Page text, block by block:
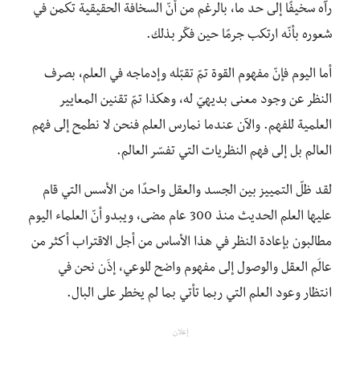
رآه سخيفًا إلى حد ما، بالرغم من أنّ السخافة الحقيقية تكمن في
شعوره بأنّه ارتكب جرمًا حين فكّر بذلك.
أما اليوم فإنّ مفهوم القوة تمّ تقبّله وإدماجه في العلم، بصرف
النظر عن وجود معنى بديهيّ له، وهكذا تمّ تقنين المعايير
العلمية للفهم. والآن عندما نمارس العلم فنحن لا نطمح إلى فهم
العالم بل إلى فهم النظريات التي تفسّر العالم.
لقد ظلّ التمييز بين الجسد والعقل واحدًا من الأسس التي قام
عليها العلم الحديث منذ 300 عام مضى، ويبدو أنّ العلماء اليوم
مطالبون بإعادة النظر في هذا الأساس من أجل الاقتراب أكثر من
عالَم العقل والوصول إلى مفهوم واضح للوعي، إذَن نحن في
انتظار وعود العلم التي ربما تأتي بما لم يخطر على البال.
إعلان